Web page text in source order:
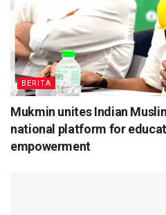
BERITA
Mukmin unites Indian
national platform for
empowerment